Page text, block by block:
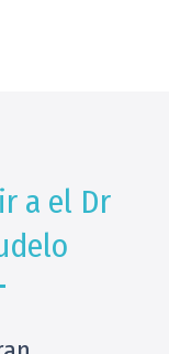
a el Dr